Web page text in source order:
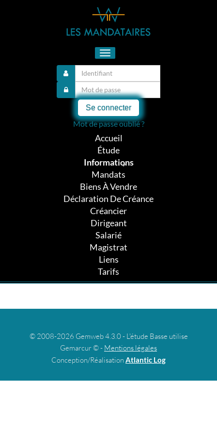
Toggle
navigation
Se connecter
Mot de passe oublié ?
Accueil
Étude
Informations
Mandats
Biens À Vendre
Déclaration De Créance
Créancier
Dirigeant
Salarié
Magistrat
Liens
Tarifs
© 2008-2026 Gemweb 4.3.0 - L'étude Basse utilise
Gemarcur © - Mentions légales
Conception/Réalisation Atlantic Log